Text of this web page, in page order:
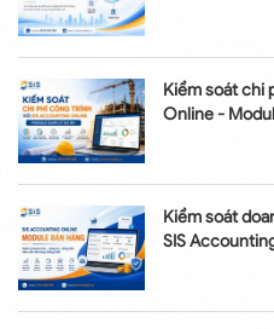
Kiểm soát chi
Online -
Kiểm soát
SIS